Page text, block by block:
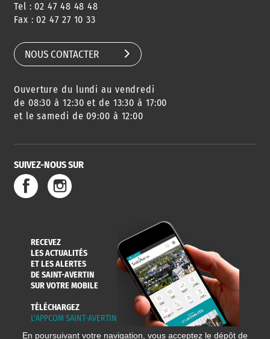
CONSEILS
DE QUARTIER
AGENDA
DES SORTIES
URBANISME
SERVICE
DE L'EAU
Tel : 02 47 48 48 48
Fax : 02 47 27 10 33
NOUS CONTACTER
Ouverture du lundi au vendredi
de 08:30 à 12:30 et de 13:30 à 17:00
et le samedi de 09:00 à 12:00
SUIVEZ-NOUS SUR
RECEVEZ
LES ACTUALITÉS
ET LES ALERTES
DE SAINT-AVERTIN
SUR VOTRE MOBILE
TÉLÉCHARGEZ
L'APPCOM SAINT-AVERTIN
En poursuivant votre navigation, vous acceptez le dépôt de